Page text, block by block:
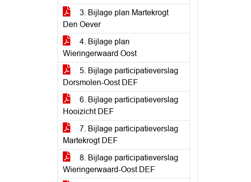
3. Bijlage plan Martekrogt
Den Oever
4. Bijlage plan
Wieringerwaard Oost
5. Bijlage participatieverslag
Dorsmolen-Oost DEF
6. Bijlage participatieverslag
Hooizicht DEF
7. Bijlage participatieverslag
Martekrogt DEF
8. Bijlage participatieverslag
Wieringerwaard-Oost DEF